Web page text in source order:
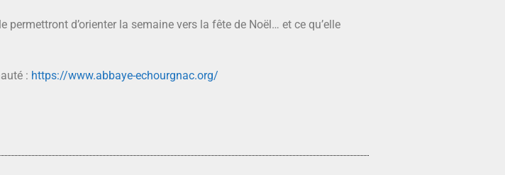
d’orienter la semaine vers la fête de Noël… et ce qu’elle
: https://www.abbaye-echourgnac.org/